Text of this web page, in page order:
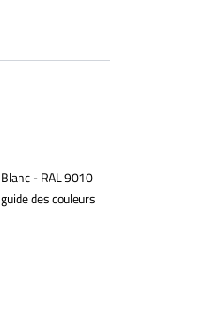
Blanc - RAL 9010
guide des couleurs